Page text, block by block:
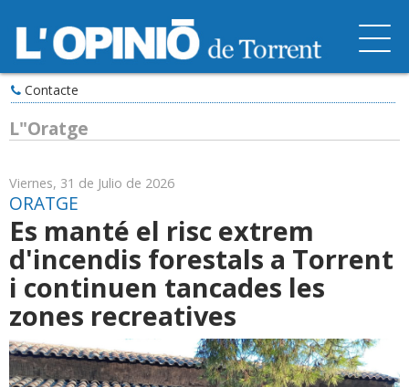
Contacte
L"Oratge
Viernes, 31 de Julio de 2026
ORATGE
Es manté el risc extrem
d'incendis forestals a Torrent
i continuen tancades les
zones recreatives